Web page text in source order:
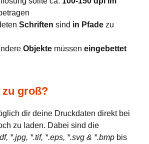
Schriften sind in Pfade zu
Objekte müssen eingebettet
groß?
dir deine Druckdaten direkt bei
zu laden. Dabei sind die
*.jpg, *.tif, *.eps, *.svg & *.bmp bis